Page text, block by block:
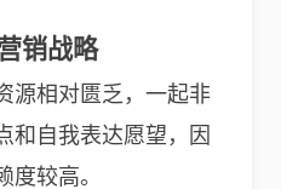
销战略
源相对匮乏，一起非
和自我表达愿望，因
较高。